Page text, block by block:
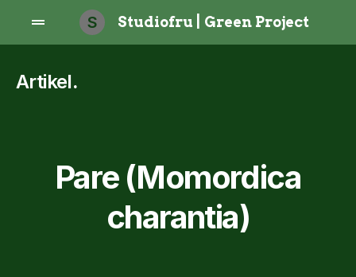
S Studiofru | Green Project
Artikel.
Pare (Momordica
charantia)